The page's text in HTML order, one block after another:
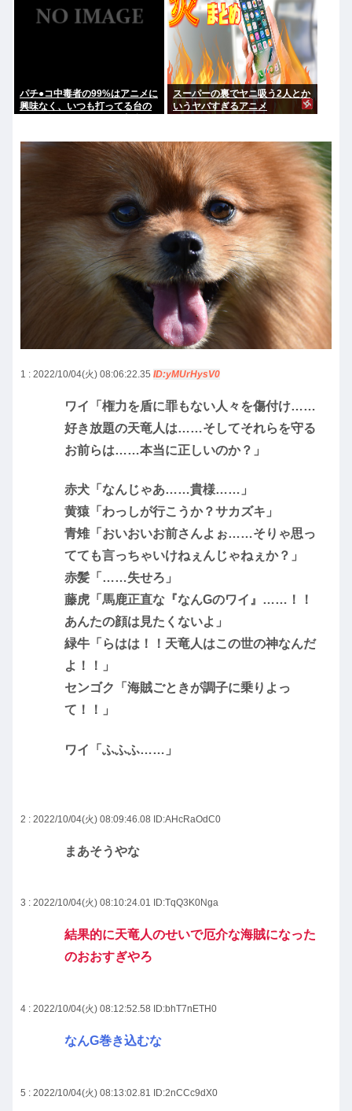
パチ●コ中毒者の99%はアニメに
興味なく、いつも打ってる台の
スーパーの裏でヤニ吸う2人とか
いうヤバすぎるアニメ
1 : 2022/10/04(火) 08:06:22.35 ID:yMUrHysV0
ワイ「権力を盾に罪もない人々を傷付け……
好き放題の天竜人は……そしてそれらを守る
お前らは……本当に正しいのか？」
赤犬「なんじゃあ……貴様……」
黄猿「わっしが行こうか？サカズキ」
青雉「おいおいお前さんよぉ……そりゃ思っ
てても言っちゃいけねぇんじゃねぇか？」
赤髪「……失せろ」
藤虎「馬鹿正直な『なんGのワイ』……！！
あんたの顔は見たくないよ」
緑牛「らはは！！天竜人はこの世の神なんだ
よ！！」
センゴク「海賊ごときが調子に乗りよっ
て！！」
ワイ「ふふふ……」
2 : 2022/10/04(火) 08:09:46.08 ID:AHcRaOdC0
まあそうやな
3 : 2022/10/04(火) 08:10:24.01 ID:TqQ3K0Nga
結果的に天竜人のせいで厄介な海賊になった
のおおすぎやろ
4 : 2022/10/04(火) 08:12:52.58 ID:bhT7nETH0
なんG巻き込むな
5 : 2022/10/04(火) 08:13:02.81 ID:2nCCc9dX0